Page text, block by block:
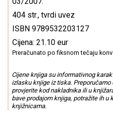
404 str., tvrdi uvez
ISBN 9789532203127
Cijena: 21.10 eur
Preračunato po fiksnom tečaju
Cijene knjiga su informativnog
izlasku knjige iz tiska.
provjerite kod nakladnika ili u
bave prodajom knjiga, potražite ih u
knjižnicama.